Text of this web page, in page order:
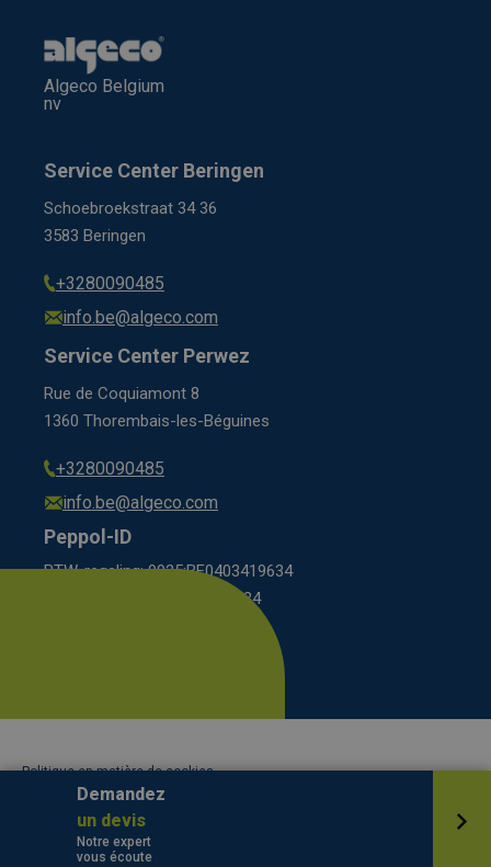
Demandez
un devis
Notre expert
vous écoute
Algeco Belgium
nv
Service Center Beringen
Schoebroekstraat 34 36
3583 Beringen
+3280090485
info.be@algeco.com
Service Center Perwez
Rue de Coquiamont 8
1360 Thorembais-les-Béguines
+3280090485
info.be@algeco.com
Peppol-ID
BTW-regeling: 9925:BE0403419634
régime BCE: 0208:0403419634
Footer
Politique en matière de cookies
Politique de confidentialité
Conditions générales
Copyright ©2026 Algeco